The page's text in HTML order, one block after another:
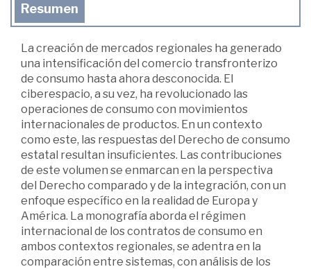
Resumen
La creación de mercados regionales ha generado
una intensificación del comercio transfronterizo
de consumo hasta ahora desconocida. El
ciberespacio, a su vez, ha revolucionado las
operaciones de consumo con movimientos
internacionales de productos. En un contexto
como este, las respuestas del Derecho de consumo
estatal resultan insuficientes. Las contribuciones
de este volumen se enmarcan en la perspectiva
del Derecho comparado y de la integración, con un
enfoque específico en la realidad de Europa y
América. La monografía aborda el régimen
internacional de los contratos de consumo en
ambos contextos regionales, se adentra en la
comparación entre sistemas, con análisis de los